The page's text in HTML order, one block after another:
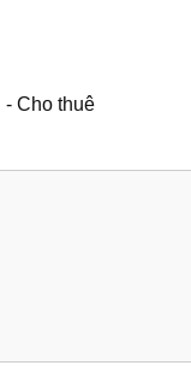
- Cho thuê